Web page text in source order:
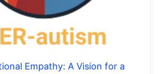
Empathy: A Vision for a